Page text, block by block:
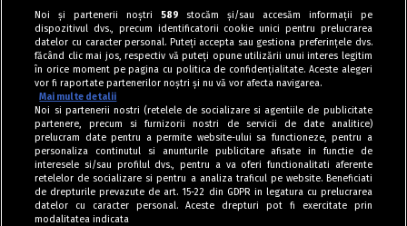
Noi și partenerii noștri 589 stocăm și/sau accesăm informații pe
dispozitivul dvs., precum identificatorii cookie unici pentru prelucrarea
datelor cu caracter personal. Puteți accepta sau gestiona preferințele dvs.
făcând clic mai jos, respectiv vă puteți opune utilizării unui interes legitim
în orice moment pe pagina cu politica de confidențialitate. Aceste alegeri
vor fi raportate partenerilor noștri și nu vă vor afecta navigarea.
Mai multe detalii
Noi si partenerii nostri (retelele de socializare si agentiile de publicitate
partenere, precum si furnizorii nostri de servicii de date analitice)
prelucram date pentru a permite website-ului sa functioneze, pentru a
personaliza continutul si anunturile publicitare afisate in functie de
interesele si/sau profilul dvs., pentru a va oferi functionalitati aferente
retelelor de socializare si pentru a analiza traficul pe website. Beneficiati
de drepturile prevazute de art. 15-22 din GDPR in legatura cu prelucrarea
datelor cu caracter personal. Aceste drepturi pot fi exercitate prin
modalitatea indicata